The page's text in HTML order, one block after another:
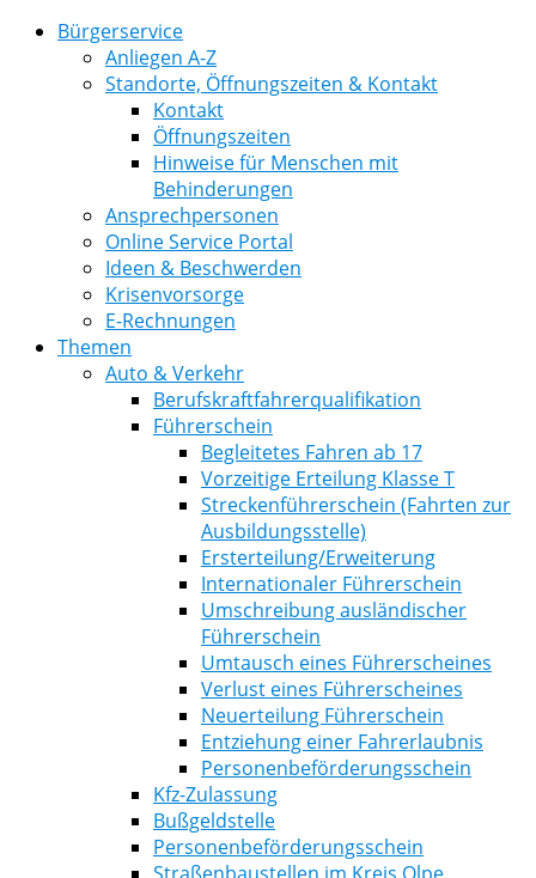
Bürgerservice
Anliegen A-Z
Standorte, Öffnungszeiten & Kontakt
Kontakt
Öffnungszeiten
Hinweise für Menschen mit
Behinderungen
Ansprechpersonen
Online Service Portal
Ideen & Beschwerden
Krisenvorsorge
E-Rechnungen
Themen
Auto & Verkehr
Berufskraftfahrerqualifikation
Führerschein
Begleitetes Fahren ab 17
Vorzeitige Erteilung Klasse T
Streckenführerschein (Fahrten zur
Ausbildungsstelle)
Ersterteilung/Erweiterung
Internationaler Führerschein
Umschreibung ausländischer
Führerschein
Umtausch eines Führerscheines
Verlust eines Führerscheines
Neuerteilung Führerschein
Entziehung einer Fahrerlaubnis
Personenbeförderungsschein
Kfz-Zulassung
Bußgeldstelle
Personenbeförderungsschein